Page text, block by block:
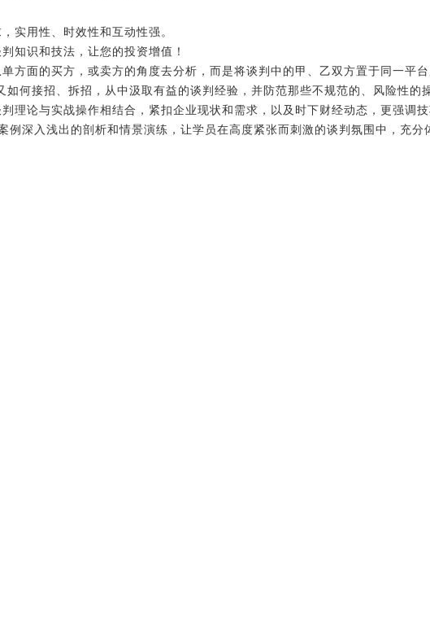
实用性、时效性和互动性强。
知识和技法，让您的投资增值！
方面的买方，或卖方的角度去分析，而是将谈判中的甲、乙双方置于同一平
何接招、拆招，从中汲取有益的谈判经验，并防范那些不规范的、风险性的
理论与实战操作相结合，紧扣企业现状和需求，以及时下财经动态，更强调
深入浅出的剖析和情景演练，让学员在高度紧张而刺激的谈判氛围中，充分